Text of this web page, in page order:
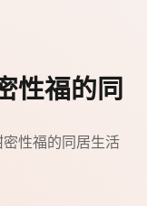
性福的同
密性福的同居生活